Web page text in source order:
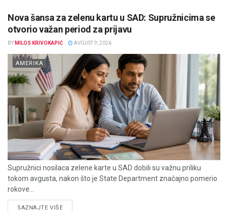
Nova šansa za zelenu kartu u SAD: Supružnicima se
otvorio važan period za prijavu
BY MILOS KRIVOKAPIĆ AVGUST 9, 2026
AMERIKA
Supružnici nosilaca zelene karte u SAD dobili su važnu priliku
tokom avgusta, nakon što je State Department značajno pomerio
rokove...
SAZNAJTE VIŠEDETAILS